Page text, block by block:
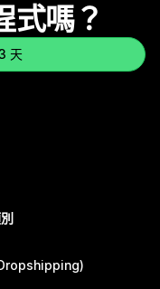
式嗎？
天